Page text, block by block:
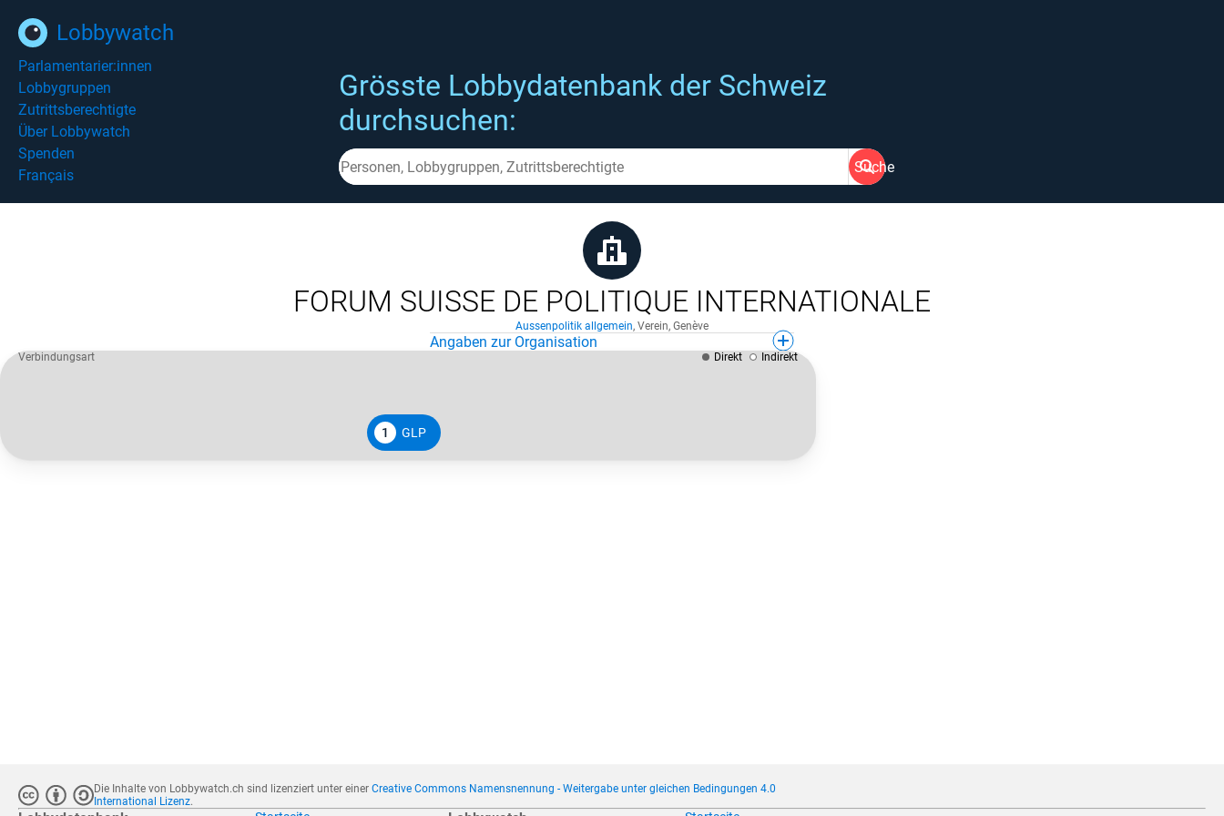
Lobbywatch
Parlamentarier:innen
Lobbygruppen
Zutrittsberechtigte
Über Lobbywatch
Spenden
Français
Grösste Lobbydatenbank der Schweiz
durchsuchen:
Suche
FORUM SUISSE DE POLITIQUE INTERNATIONALE
Aussenpolitik allgemein, Verein, Genève
Angaben zur Organisation
1 GLP
Verbindungsart Direkt Indirekt
Die Inhalte von Lobbywatch.ch sind lizenziert unter einerCreative Commons Namensnennung - Weitergabe unter gleichen Bedingungen 4.0
International Lizenz.